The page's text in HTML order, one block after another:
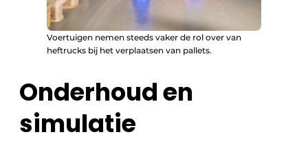
Voertuigen nemen steeds vaker de rol over van
heftrucks bij het verplaatsen van pallets.
Onderhoud en
simulatie